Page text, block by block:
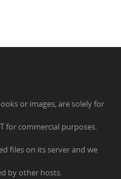
or images, are solely for
for commercial purposes.
files on its server and we
by other hosts.